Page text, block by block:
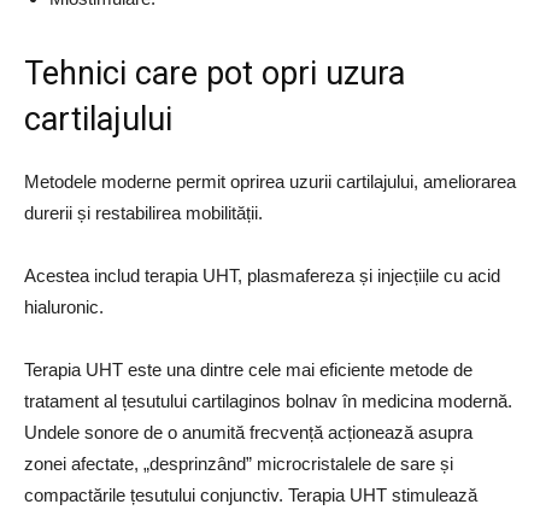
Tehnici care pot opri uzura
cartilajului
Metodele moderne permit oprirea uzurii cartilajului, ameliorarea
durerii și restabilirea mobilității.
Acestea includ terapia UHT, plasmafereza și injecțiile cu acid
hialuronic.
Terapia UHT este una dintre cele mai eficiente metode de
tratament al țesutului cartilaginos bolnav în medicina modernă.
Undele sonore de o anumită frecvență acționează asupra
zonei afectate, „desprinzând” microcristalele de sare și
compactările țesutului conjunctiv. Terapia UHT stimulează